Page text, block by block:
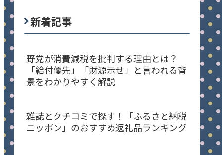
新着記事
野党が消費減税を批判する理由とは？
「給付優先」「財源示せ」と言われる背
景をわかりやすく解説
雑誌とクチコミで探す！「ふるさと納税
ニッポン」のおすすめ返礼品ランキング